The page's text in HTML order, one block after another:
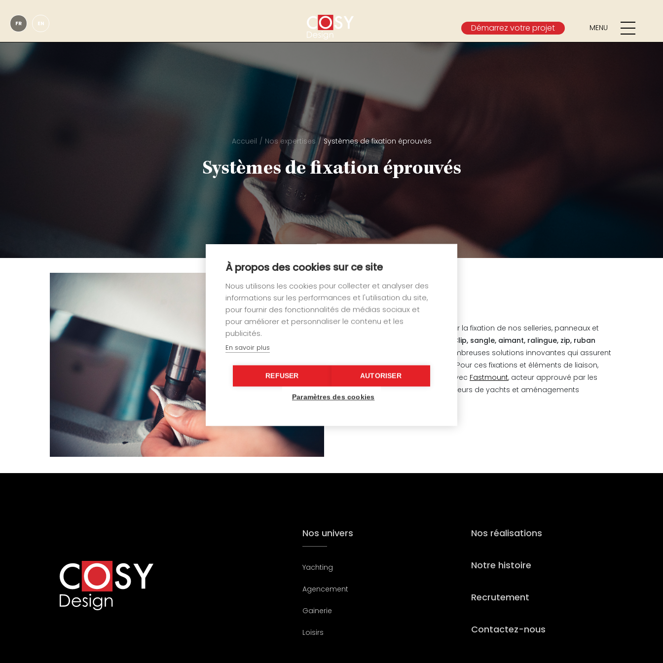
FR EN Démarrez votre projet MENU
Accueil Nos expertises Systèmes de fixation éprouvés
Systèmes de fixation éprouvés
Le souci du détail passe aussi par la fixation de nos selleries, panneaux et
Clip, sangle, aimant, ralingue, zip, ruban
… : il existe de nombreuses solutions innovantes qui assurent
sécurité et confortà l’utilisateur. Pour ces fixations et éléments de liaison,
nous travaillons en partenariat avec Fastmount, acteur approuvé par les
meilleurs architectes et constructeurs de yachts et aménagements
intérieurs.
Nos univers
Yachting
Agencement
Gainerie
Loisirs
Nos réalisations
Notre histoire
Recrutement
Contactez-nous
À propos des cookies sur ce site
Nous utilisons les cookies pour collecter et analyser des
informations sur les performances et l'utilisation du site,
pour fournir des fonctionnalités de médias sociaux et
pour améliorer et personnaliser le contenu et les
publicités.
En savoir plus
REFUSER AUTORISER
Paramètres des cookies